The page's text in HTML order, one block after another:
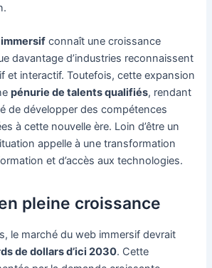
connaît une croissance
davantage d’industries reconnaissent
et interactif. Toutefois, cette expansion
pénurie de talents qualifiés, rendant
de développer des compétences
à cette nouvelle ère. Loin d’être un
appelle à une transformation
et d’accès aux technologies.
pleine croissance
le marché du web immersif devrait
de dollars d’ici 2030. Cette